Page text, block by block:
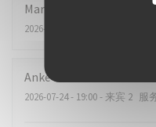
Marie-Christine
2026-07-22
AnkeC
2026-07-24- 19:00 - 来宾 2 服